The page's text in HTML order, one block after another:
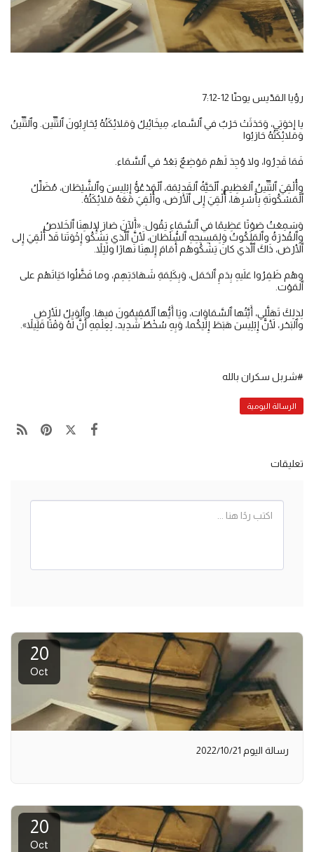
رؤيا القدّيس يوحنّا 12-7:12
يا إخوَتِي، وَحَدَثَتْ حَرْبٌ في ٱلسَّماء، مِيخَائِيلُ وَمَلائِكَتُهُ يُحَارِبُونَ ٱلتِّنِّين. وٱلتِّنِّينُ
وَمَلائِكَتُهُ حَارَبُوا
فَمَا قَدِرُوا، ولا وُجِدَ لَهُم مَوْضِعٌ بَعْدُ في ٱلسَّمَاء.
وأُلْقِيَ ٱلتِّنِّينُ ٱلعَظِيم، ٱلْحَيَّةُ ٱلقَدِيْمَة، ٱلْمَدْعُوُّ إِبْلِيسَ وٱلشَّيْطَان، مُضَلِّلُ
ٱلْمَسْكُونَةِ بِأَسْرِهَا، أُلْقِيَ إِلى ٱلأَرْض، وأُلْقِيَ مَعَهُ مَلائِكَتُهُ.
وَسَمِعْتُ صَوْتًا عَظِيمًا في ٱلسَّمَاءِ يَقُول: «أَلآنَ صَارَ لإِلهِنَا ٱلخَلاصُ
وٱلقُدْرَةُ وٱلمَلَكُوتُ وَلِمَسِيحِهِ ٱلسُّلْطَان، لأَنَّ ٱلَّذي يَشْكُو إِخْوَتَنا قَدْ أُلْقِيَ إِلى
ٱلأَرْض، ذَاكَ ٱلَّذي كانَ يَشْكُوهُم أَمَامَ إِلهِنَا نَهارًا ولَيْلاً.
وهُم ظَفِرُوا عَلَيهِ بِدَمِ ٱلحَمَل، وَبِكَلِمَةِ شَهَادَتِهِم، وما فَضَّلُوا حَيَاتَهُم على
ٱلمَوْت.
لِذلِكَ تَهَلَّلِي، أَيَّتُها ٱلسَّمَاوَات، ويَا أَيُّها ٱلْمُقِيمُونَ فيهَا. وٱلوَيلُ للأَرْضِ
وٱلبَحْر، لأَنَّ إِبْلِيسَ هَبَطَ إِلَيْكُما، وَبِهِ سُخْطٌ شَدِيد، لِعِلْمِهِ أَنَّ لَهُ وَقْتًا قَلِيلاً».
#شربل سكران بالله
الرسالة اليومية
تعليقات
20
Oct
رسالة اليوم 2022/10/21
20
Oct